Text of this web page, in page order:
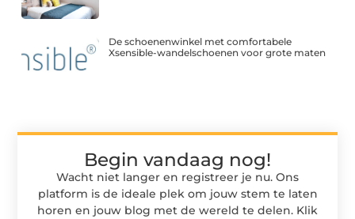
De schoenenwinkel met comfortabele
Xsensible-wandelschoenen voor grote maten
Begin vandaag nog!
Wacht niet langer en registreer je nu. Ons
platform is de ideale plek om jouw stem te laten
horen en jouw blog met de wereld te delen. Klik